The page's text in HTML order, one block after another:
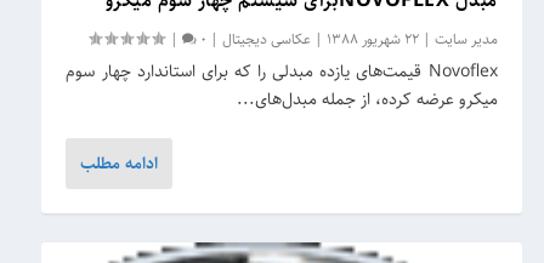
مدیر سایت |22 شهریور 1388 |عکاسی دیجیتال |
0
|
Novoflex قیمت‌های یازده مبدلی را که برای استاندارد چهار سوم
میکرو عرضه کرده، از جمله مبدل‌های...
ادامه مطلب